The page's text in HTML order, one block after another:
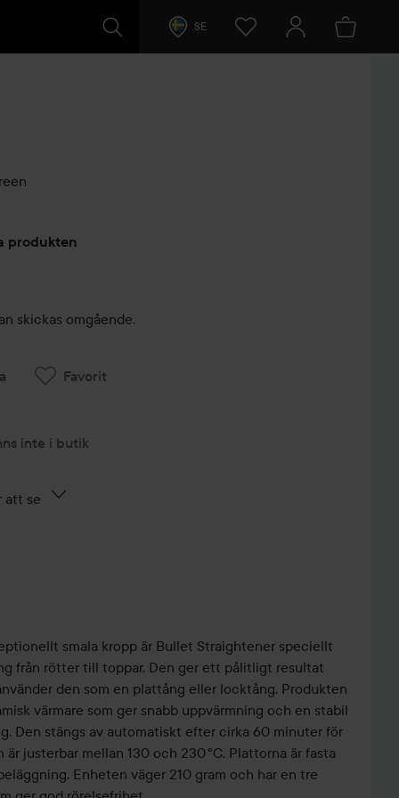
SE
produkten
skickas omgående.
Favorit
inte i butik
att se
smala kropp är Bullet Straightener speciellt
från rötter till toppar. Den ger ett pålitligt resultat
den som en plattång eller locktång. Produkten
värmare som ger snabb uppvärmning och en stabil
Den stängs av automatiskt efter cirka 60 minuter för
justerbar mellan 130 och 230 °C. Plattorna är fasta
Enheten väger 210 gram och har en tre